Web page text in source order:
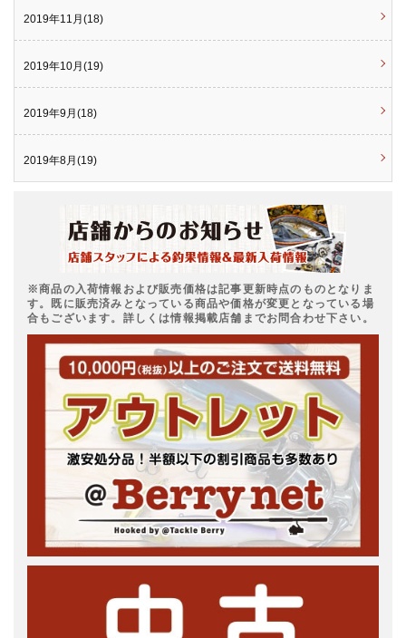
2019年11月(18)
2019年10月(19)
2019年9月(18)
2019年8月(19)
※商品の入荷情報および販売価格は記事更新時点のものとなりま
す。既に販売済みとなっている商品や価格が変更となっている場
合もございます。詳しくは情報掲載店舗までお問合わせ下さい。